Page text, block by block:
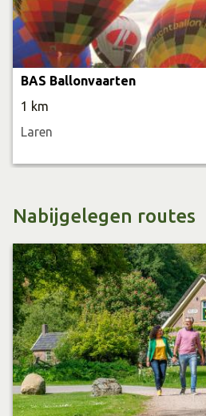
de stiltewandeling worden alle
Een verblijf bij de Brenschutte
tussenuit zijn.
BAS Ballonvaarten
1 km
Laren
Nabijgelegen routes